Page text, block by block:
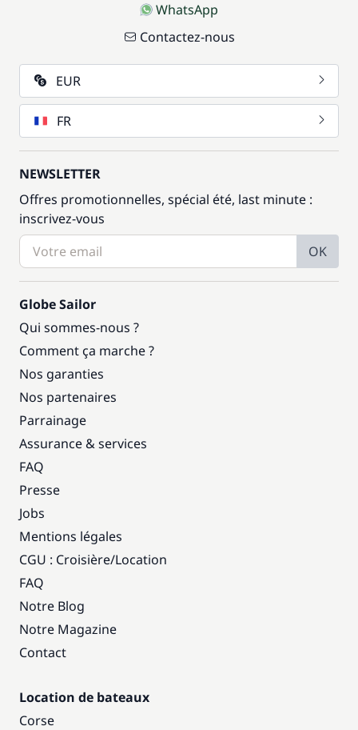
WhatsApp
Contactez-nous
EUR
FR
NEWSLETTER
Offres promotionnelles, spécial été, last minute :
inscrivez-vous
OK
Globe Sailor
Qui sommes-nous ?
Comment ça marche ?
Nos garanties
Nos partenaires
Parrainage
Assurance & services
FAQ
Presse
Jobs
Mentions légales
CGU : Croisière/Location
FAQ
Notre Blog
Notre Magazine
Contact
Location de bateaux
Corse